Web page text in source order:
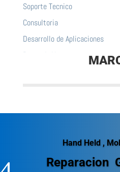
Soporte Tecnico
Consultoria
Desarrollo de Aplicaciones
Punto de Venta
Hand Held ,
Reparacion